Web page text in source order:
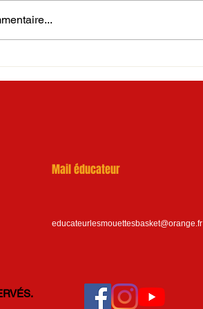
Mail éducateur
educateurlesmouettesbasket@orange.fr